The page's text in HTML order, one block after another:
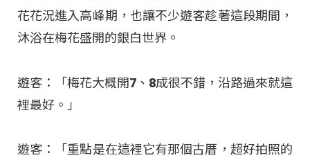
花花況進入高峰期，也讓不少遊客趁著這段期間，
沐浴在梅花盛開的銀白世界。
遊客：「梅花大概開7、8成很不錯，沿路過來就這
裡最好。」
遊客：「重點是在這裡它有那個古厝，超好拍照的